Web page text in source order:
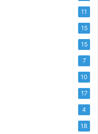
11
15
15
7
10
17
4
18